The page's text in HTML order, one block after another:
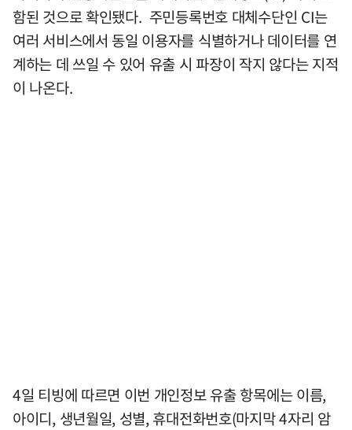
함된 것으로 확인됐다. 주민등록번호 대체수단인 CI는
여러 서비스에서 동일 이용자를 식별하거나 데이터를 연
계하는 데 쓰일 수 있어 유출 시 파장이 작지 않다는 지적
이 나온다.
4일 티빙에 따르면 이번 개인정보 유출 항목에는 이름,
아이디, 생년월일, 성별, 휴대전화번호(마지막 4자리 암